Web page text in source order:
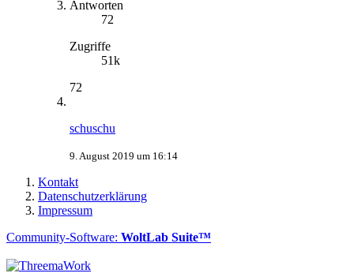
Antworten
72
Zugriffe
51k
72
schuschu
9. August 2019 um 16:14
Kontakt
Datenschutzerklärung
Impressum
Community-Software: WoltLab Suite™